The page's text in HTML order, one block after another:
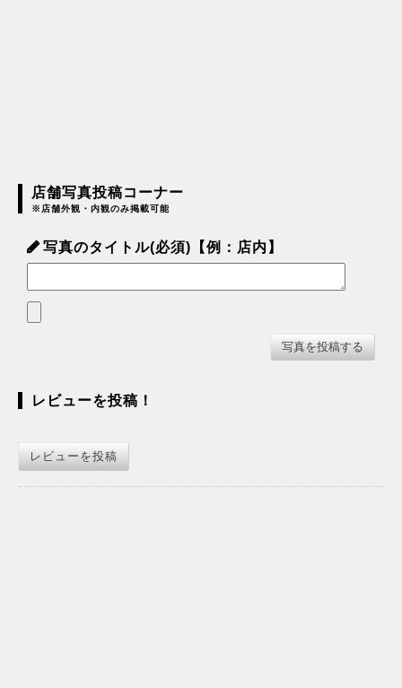
店舗写真投稿コーナー
※店舗外観・内観のみ掲載可能
写真のタイトル(必須)【例：店内】
レビューを投稿！
レビューを投稿